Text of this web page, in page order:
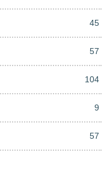
45
57
104
9
57